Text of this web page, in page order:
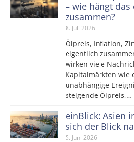
– wie hängt das
zusammen?
8. Juli 2026
Ölpreis, Inflation,
eigentlich
wirken viele
Kapitalmärkten wie
unabhängige
steigende Ölpreis,…
einBlick: Asien
sich der Blick
5. Juni 2026